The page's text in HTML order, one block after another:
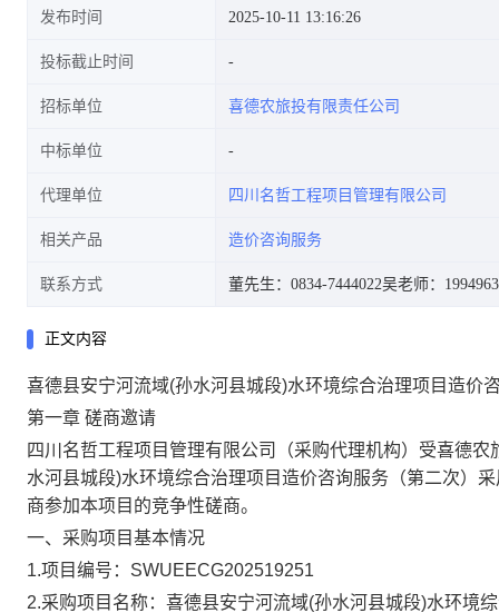
发布时间 2025-10-11 13:16:26
投标截止时间
招标单位 喜德农旅投有限责任公司
中标单位
代理单位 四川名哲工程项目管理有限公司
相关产品 造价咨询服务
联系方式 董先生：0834-7444022吴老师：
正文内容
喜德县安宁河流域(孙水河县城段)水环境综合治理项目造价
第一章 磋商邀请
四川名哲工程项目管理有限公司
（采购代理机构）受喜德农
水河县城段)水环境综合治理项目造价咨询服务（第二次）
商参加本项目的竞争性磋商。
一、采购项目基本情况
1.项目编号： SWUEECG202519251
2.采购项目名称： 喜德县安宁河流域(孙水河县城段)水环境